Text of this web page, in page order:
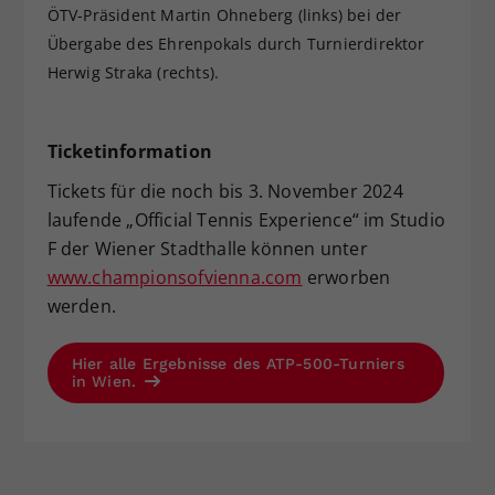
ÖTV-Präsident Martin Ohneberg (links) bei der
Übergabe des Ehrenpokals durch Turnierdirektor
Herwig Straka (rechts).
Ticketinformation
Tickets für die noch bis 3. November 2024
laufende „Official Tennis Experience“ im Studio
F der Wiener Stadthalle können unter
www.championsofvienna.com erworben
werden.
Hier alle Ergebnisse des ATP-500-Turniers
in Wien.